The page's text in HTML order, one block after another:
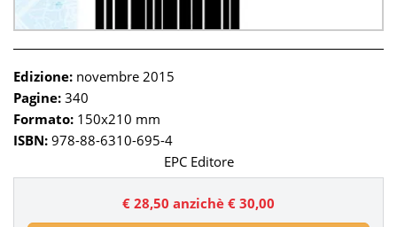
Edizione: novembre 2015
Pagine: 340
Formato: 150x210 mm
ISBN: 978-88-6310-695-4
EPC Editore
€ 28,50 anzichè € 30,00